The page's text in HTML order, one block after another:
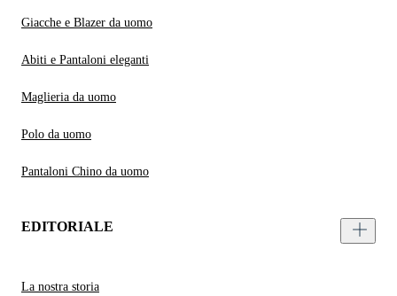
Giacche e Blazer da uomo
Abiti e Pantaloni eleganti
Maglieria da uomo
Polo da uomo
Pantaloni Chino da uomo
EDITORIALE
La nostra storia